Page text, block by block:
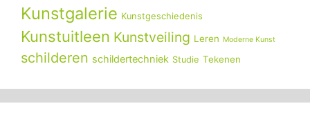
Kunstgalerie Kunstgeschiedenis
Kunstuitleen Kunstveiling Leren Moderne Kunst
schilderen schildertechniek Studie Tekenen